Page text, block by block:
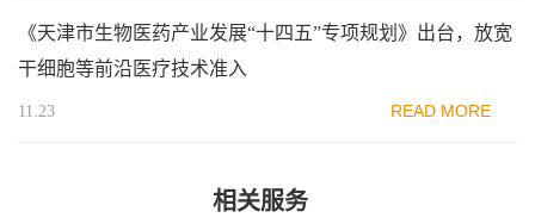
《天津市生物医药产业发展“十四五”专项规划》出台，放宽
干细胞等前沿医疗技术准入
11.23 READ MORE
相关服务